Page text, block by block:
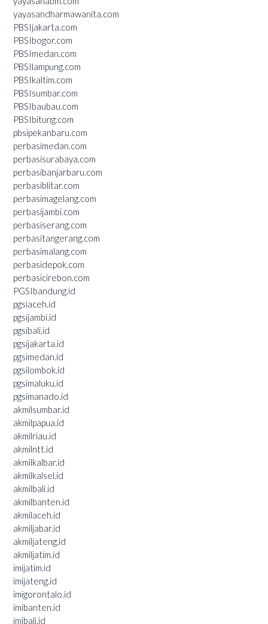
yayasandharmawanita.com
PBSIjakarta.com
PBSIbogor.com
PBSImedan.com
PBSIlampung.com
PBSIkaltim.com
PBSIsumbar.com
PBSIbaubau.com
PBSIbitung.com
pbsipekanbaru.com
perbasimedan.com
perbasisurabaya.com
perbasibanjarbaru.com
perbasiblitar.com
perbasimagelang.com
perbasijambi.com
perbasiserang.com
perbasitangerang.com
perbasimalang.com
perbasidepok.com
perbasicirebon.com
PGSIbandung.id
pgsiaceh.id
pgsijambi.id
pgsibali.id
pgsijakarta.id
pgsimedan.id
pgsilombok.id
pgsimaluku.id
pgsimanado.id
akmilsumbar.id
akmilpapua.id
akmilriau.id
akmilntt.id
akmilkalbar.id
akmilkalsel.id
akmilbali.id
akmilbanten.id
akmilaceh.id
akmiljabar.id
akmiljateng.id
akmiljatim.id
imijatim.id
imijateng.id
imigorontalo.id
imibanten.id
imibali.id